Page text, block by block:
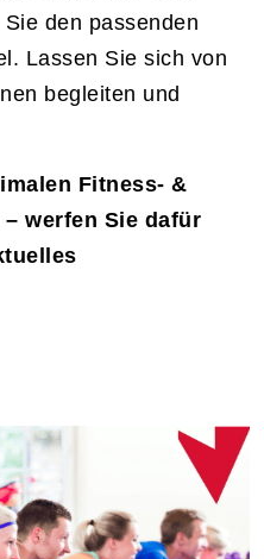
den passenden
Lassen Sie sich von
begleiten und
Fitness- &
werfen Sie dafür